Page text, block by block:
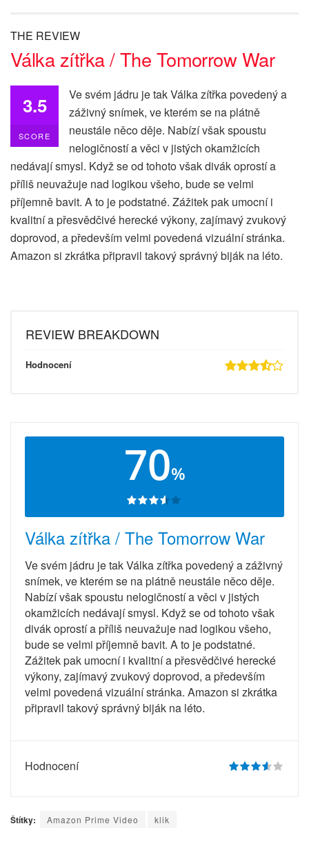
THE REVIEW
Válka zítřka / The Tomorrow War
3.5
SCORE
Ve svém jádru je tak Válka zítřka povedený a
záživný snímek, ve kterém se na plátně
neustále něco děje. Nabízí však spoustu
nelogičností a věci v jistých okamžicích
nedávají smysl. Když se od tohoto však divák oprostí a
příliš neuvažuje nad logikou všeho, bude se velmi
příjemně bavit. A to je podstatné. Zážitek pak umocní i
kvalitní a přesvědčivé herecké výkony, zajímavý zvukový
doprovod, a především velmi povedená vizuální stránka.
Amazon si zkrátka připravil takový správný biják na léto.
REVIEW BREAKDOWN
Hodnocení
70%
Válka zítřka / The Tomorrow War
Ve svém jádru je tak Válka zítřka povedený a záživný
snímek, ve kterém se na plátně neustále něco děje.
Nabízí však spoustu nelogičností a věci v jistých
okamžicích nedávají smysl. Když se od tohoto však
divák oprostí a příliš neuvažuje nad logikou všeho,
bude se velmi příjemně bavit. A to je podstatné.
Zážitek pak umocní i kvalitní a přesvědčivé herecké
výkony, zajímavý zvukový doprovod, a především
velmi povedená vizuální stránka. Amazon si zkrátka
připravil takový správný biják na léto.
Hodnocení
Štítky: Amazon Prime Video klik